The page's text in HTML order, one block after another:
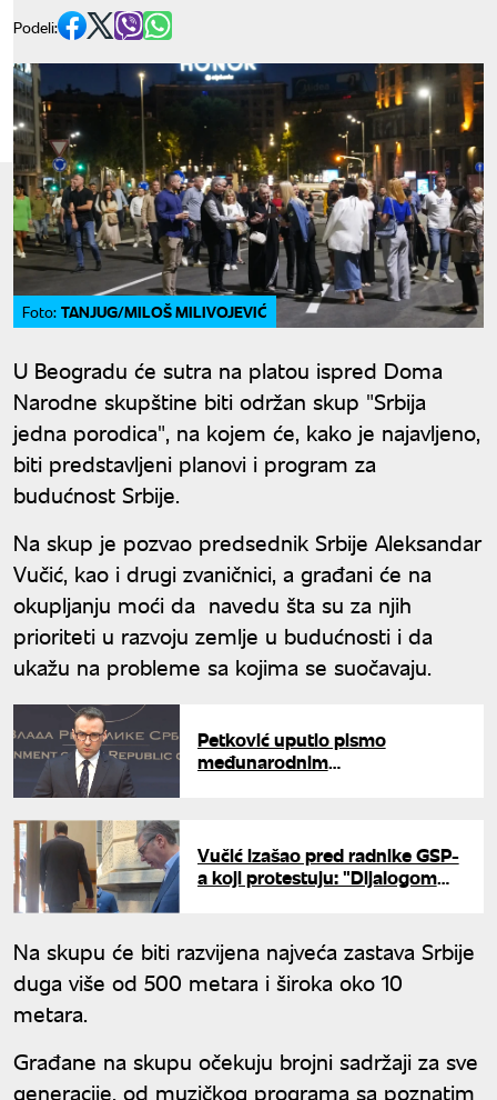
Podeli:
Foto: TANJUG/MILOŠ MILIVOJEVIĆ
U Beogradu će sutra na platou ispred Doma
Narodne skupštine biti održan skup "Srbija
jedna porodica", na kojem će, kako je najavljeno,
biti predstavljeni planovi i program za
budućnost Srbije.
Na skup je pozvao predsednik Srbije Aleksandar
Vučić, kao i drugi zvaničnici, a građani će na
okupljanju moći da navedu šta su za njih
prioriteti u razvoju zemlje u budućnosti i da
ukažu na probleme sa kojima se suočavaju.
Petković uputio pismo
međunarodnim
Vučić izašao pred radnike GSP-
a koji protestuju: "Dijalogom
Na skupu će biti razvijena najveća zastava Srbije
duga više od 500 metara i široka oko 10
metara.
Građane na skupu očekuju brojni sadržaji za sve
generacije, od muzičkog programa sa poznatim